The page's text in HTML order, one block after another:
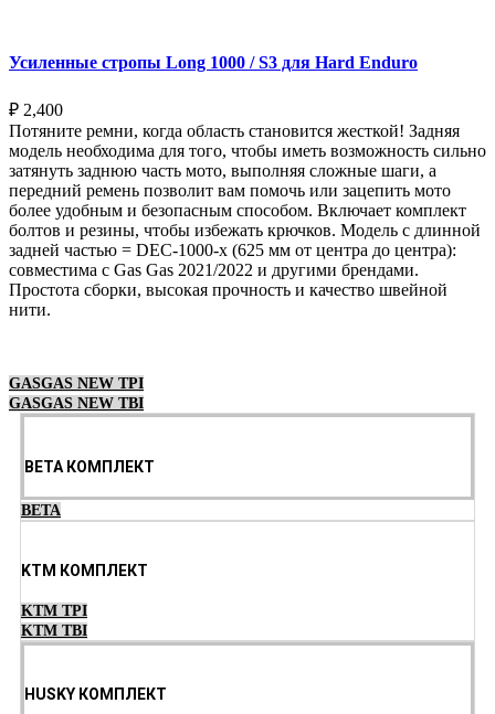
Усиленные стропы Long 1000 / S3 для Hard Enduro
₽ 2,400
Потяните ремни, когда область становится жесткой! Задняя
модель необходима для того, чтобы иметь возможность сильно
затянуть заднюю часть мото, выполняя сложные шаги, а
передний ремень позволит вам помочь или зацепить мото
более удобным и безопасным способом. Включает комплект
болтов и резины, чтобы избежать крючков. Модель с длинной
задней частью = DEC-1000-x (625 мм от центра до центра):
совместима с Gas Gas 2021/2022 и другими брендами.
Простота сборки, высокая прочность и качество швейной
нити.
GASGAS NEW TPI
GASGAS NEW TBI
BETA КОМПЛЕКТ
BETA
KTM КОМПЛЕКТ
KTM TPI
KTM TBI
HUSKY КОМПЛЕКТ